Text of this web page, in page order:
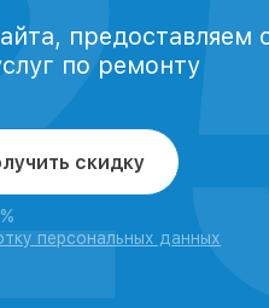
предоставляем
по ремонту
скидку
персональных данных